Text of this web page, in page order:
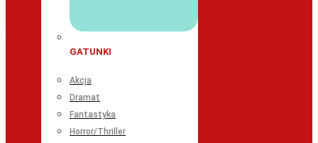
GATUNKI
Akcja
Dramat
Fantastyka
Horror/Thriller